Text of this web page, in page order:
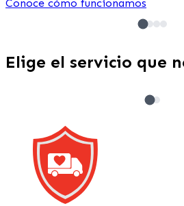
Conoce cómo funcionamos
Elige el servicio que
Embalamos y llevamos tus cosas
cajas.
Más simple.
Más seguro.
Menos estresante.
Bodega sin
Tú llevas las cosas a
Cotizar Bodega